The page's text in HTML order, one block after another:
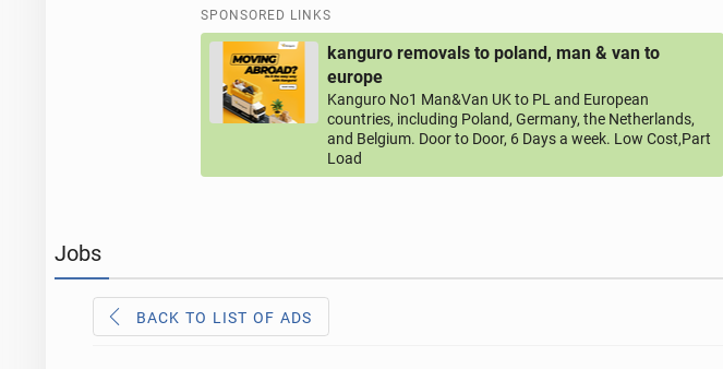
SPONSORED LINKS
kanguro removals to poland, man & van to
europe
Kanguro No1 Man&Van UK to PL and European
countries, including Poland, Germany, the Netherlands,
and Belgium. Door to Door, 6 Days a week. Low Cost,Part
Load
Jobs
BACK TO LIST OF ADS